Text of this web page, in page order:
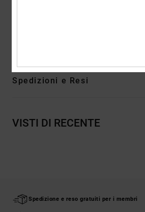
Spedizioni e Resi
VISTI DI RECENTE
Spedizione e reso gratuiti per i membri